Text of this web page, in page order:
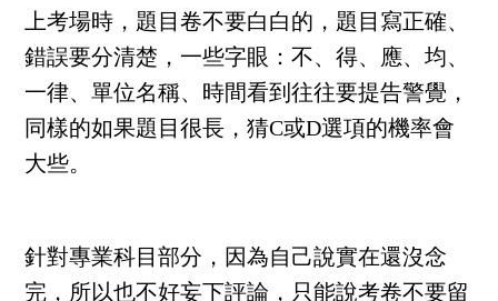
上考場時，題目卷不要白白的，題目寫正確、
錯誤要分清楚，一些字眼：不、得、應、均、
一律、單位名稱、時間看到往往要提告警覺，
同樣的如果題目很長，猜C或D選項的機率會
大些。
針對專業科目部分，因為自己說實在還沒念
完，所以也不好妄下評論，只能說考卷不要留